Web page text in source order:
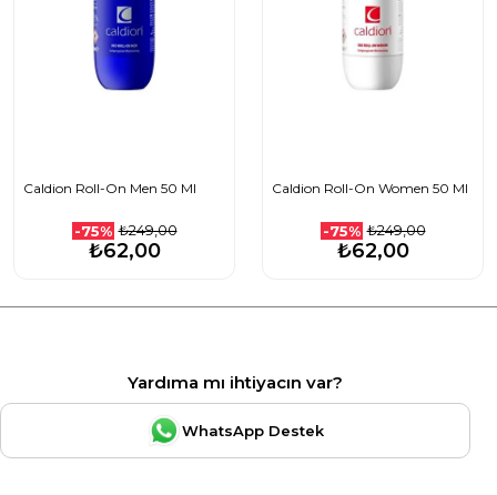
Caldion Roll-On Men 50 Ml
-75% ₺249,00
₺62,00
Caldion Roll-On Women 50 Ml
-75% ₺249,00
₺62,00
Yardıma mı ihtiyacın var?
WhatsApp Destek